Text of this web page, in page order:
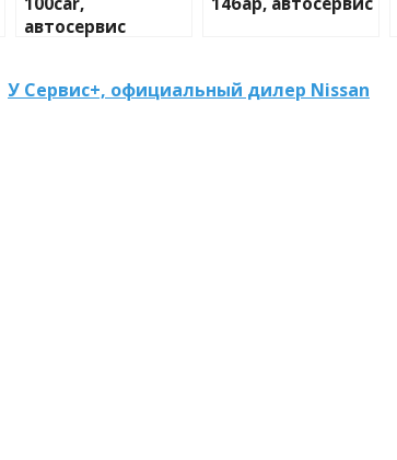
автосервис
У Сервис+, официальный дилер Nissan